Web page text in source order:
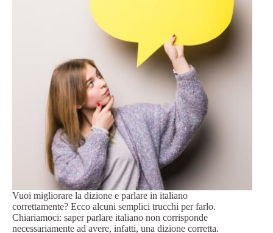
Vuoi migliorare la dizione e parlare in italiano
correttamente? Ecco alcuni semplici trucchi per farlo.
Chiariamoci: saper parlare italiano non corrisponde
necessariamente ad avere, infatti, una dizione corretta.